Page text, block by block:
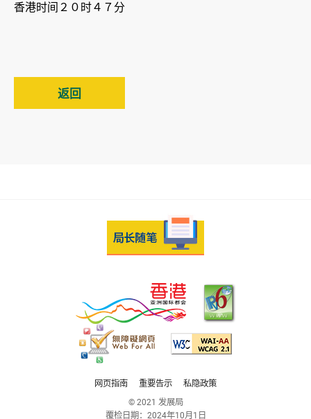
香港时间２０时４７分
返回
网页指南 重要告示
私隐政策
© 2021 发展局
覆检日期： 2024年10月1日